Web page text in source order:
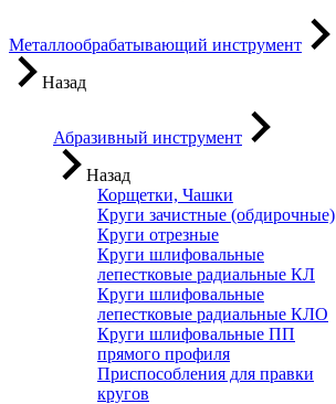
Металлообрабатывающий инструмент
Назад
Абразивный инструмент
Назад
Корщетки, Чашки
Круги зачистные (обдирочные)
Круги отрезные
Круги шлифовальные
лепестковые радиальные КЛ
Круги шлифовальные
лепестковые радиальные КЛО
Круги шлифовальные ПП
прямого профиля
Приспособления для правки
кругов